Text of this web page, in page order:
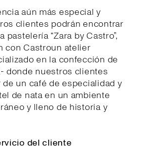
aún más especial y
clientes podrán encontrar
pastelería “Zara by Castro”,
con Castroun atelier
en la confección de
donde nuestros clientes
un café de especialidad y
de nata en un ambiente
y lleno de historia y
del cliente